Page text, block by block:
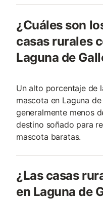
¿Cuáles son
casas rurales
Laguna de
Un alto porcentaje de
mascota en Laguna
generalmente menos
destino soñado para
mascota baratas.
¿Las casas
en Laguna de